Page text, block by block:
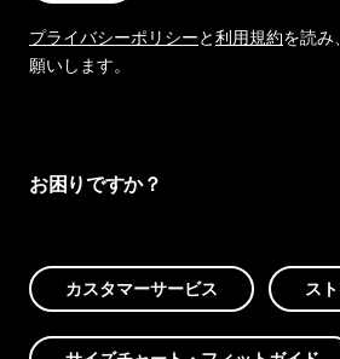
プライバシーポリシーと利用規約を読み
願いします。
お困りですか？
カスタマーサービス ス